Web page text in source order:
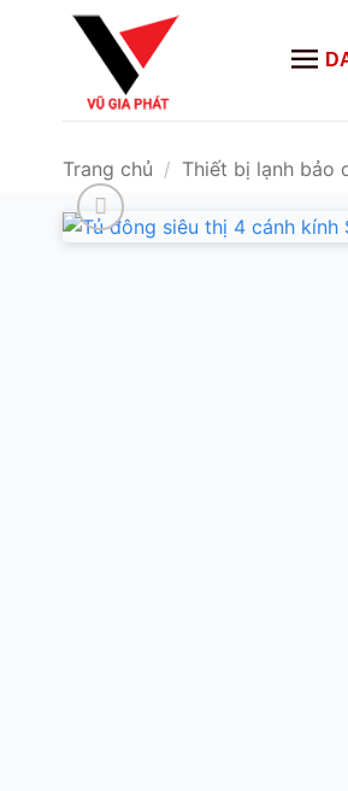
Trang chủ / Thiết bị lạnh bảo